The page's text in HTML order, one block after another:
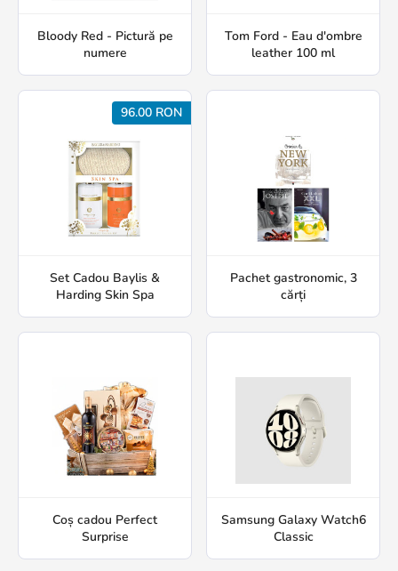
Bloody Red - Pictură pe
numere
Tom Ford - Eau d'ombre
leather 100 ml
96.00 RON
Set Cadou Baylis &
Harding Skin Spa
Pachet gastronomic, 3
cărți
Coș cadou Perfect
Surprise
Samsung Galaxy Watch6
Classic